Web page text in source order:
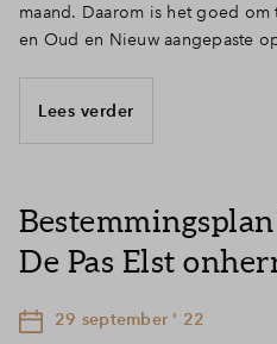
maand. Daarom is het goed
en Oud en Nieuw aangepaste
Lees verder
De Pas Elst
29 september ' 22